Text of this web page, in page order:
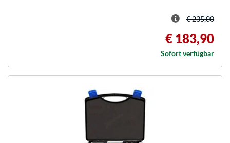
€ 235,00
€ 183,90
Sofort verfügbar